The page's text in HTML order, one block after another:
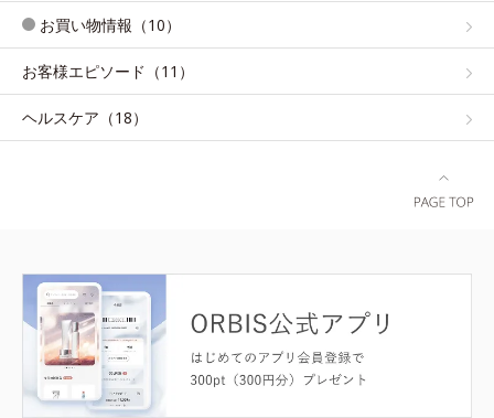
お買い物情報（10）
お客様エピソード（11）
ヘルスケア（18）